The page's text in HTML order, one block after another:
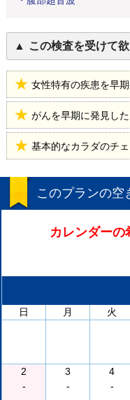
この検査を受けて
女性特有の疾患を早
がんを早期に発見し
基本的なカラダのチ
このプランの空
カレンダーの
日
月 火
2
-
3
-
4
-